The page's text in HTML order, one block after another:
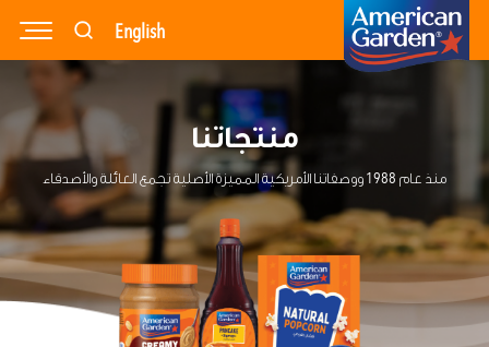
وصفاتنا
منتجاتنا
تواصل معنا
English
منتجاتنا
منذ عام 1988 ووصفاتنا الأمريكيةالمميزةالأصلية تجمع العائلةوالأصدقاء